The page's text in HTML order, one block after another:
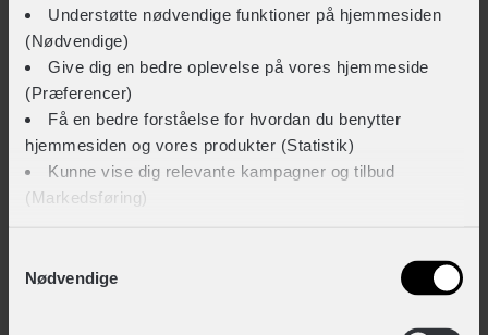
Understøtte nødvendige funktioner på hjemmesiden
(Nødvendige)
Give dig en bedre oplevelse på vores hjemmeside
(Præferencer)
Få en bedre forståelse for hvordan du benytter
hjemmesiden og vores produkter (Statistik)
Kunne vise dig relevante kampagner og tilbud
(Markedsføring)
cookies til alle disse formål. Du kan også bruge
Nødvendige